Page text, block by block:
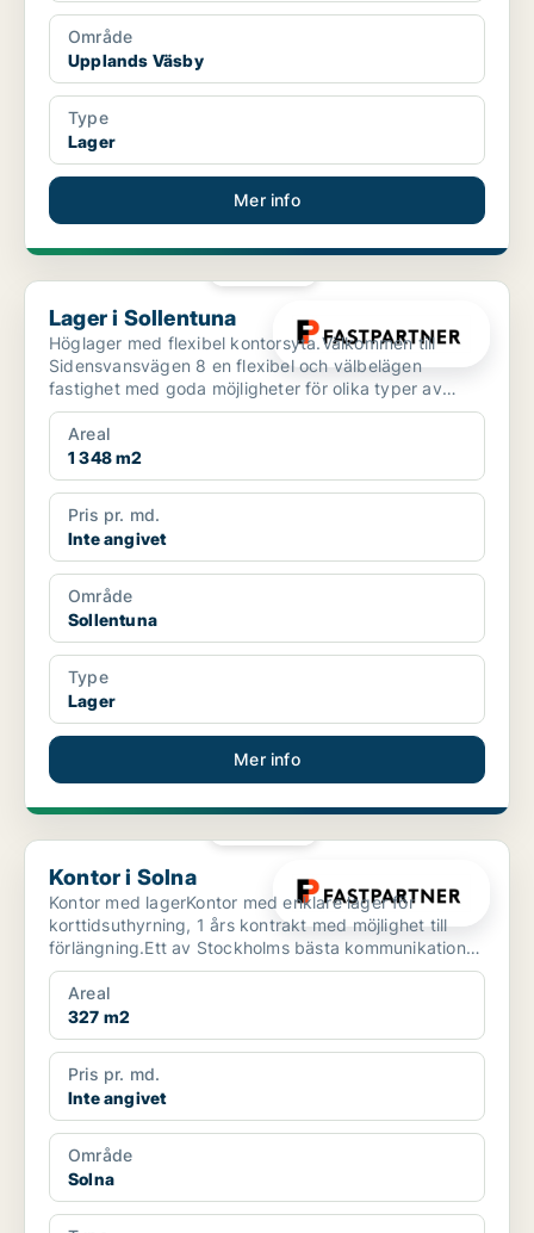
Område
Upplands Väsby
Type
Lager
Mer info
Lager i Sollentuna
Lager i Sollentuna
Höglager med flexibel kontorsyta.Välkommen till
Sidensvansvägen 8 en flexibel och välbelägen
fastighet med goda möjligheter för olika typer av
verksamheter. ...
Areal
1 348 m2
Pris pr. md.
Inte angivet
Område
Sollentuna
Type
Lager
Mer info
Kontor i Solna
Kontor i Solna
Kontor med lagerKontor med enklare lager för
korttidsuthyrning, 1 års kontrakt med möjlighet till
förlängning.Ett av Stockholms bästa kommunikations
läge.Ett...
Areal
327 m2
Pris pr. md.
Inte angivet
Område
Solna